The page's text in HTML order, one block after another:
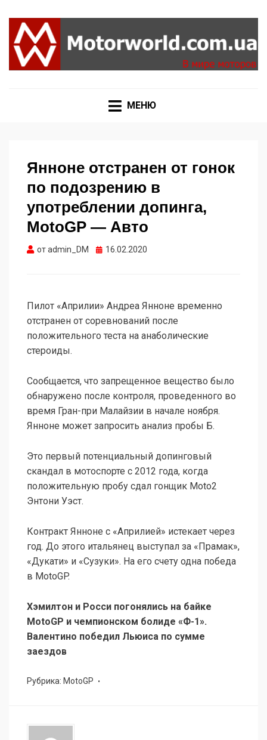
МЕНЮ
Янноне отстранен от гонок
по подозрению в
употреблении допинга,
MotoGP — Авто
отadmin_DM Опубликовано
16.02.2020
Пилот «Априлии» Андреа Янноне временно
отстранен от соревнований после
положительного теста на анаболические
стероиды.
Сообщается, что запрещенное вещество было
обнаружено после контроля, проведенного во
время Гран-при Малайзии в начале ноября.
Янноне может запросить анализ пробы Б.
Это первый потенциальный допинговый
скандал в мотоспорте с 2012 года, когда
положительную пробу сдал гонщик Moto2
Энтони Уэст.
Контракт Янноне с «Априлией» истекает через
год. До этого итальянец выступал за «Прамак»,
«Дукати» и «Сузуки». На его счету одна победа
в MotoGP.
Хэмилтон и Росси погонялись на байке
MotoGP и чемпионском болиде «Ф-1».
Валентино победил Льюиса по сумме
заездов
Рубрика: MotoGP